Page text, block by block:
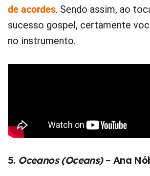
de acordes. Sendo assim, ao
sucesso gospel, certamente
no instrumento.
5. Oceanos (Oceans)– Ana